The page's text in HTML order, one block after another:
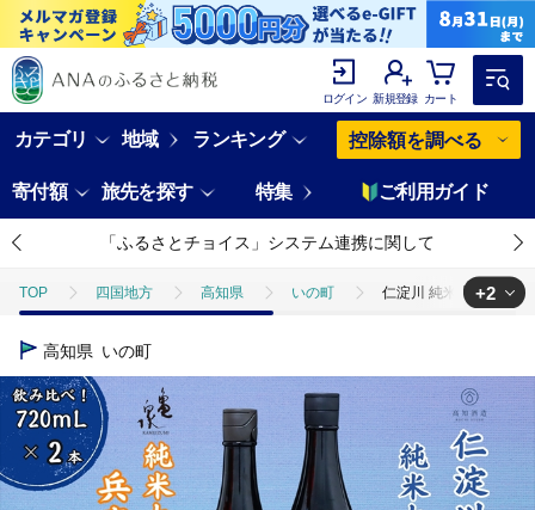
ログイン 新規登録 カート
カテゴリ 地域 ランキング 控除額を調べる
寄付額 旅先を探す 特集 ご利用ガイド
「ふるさとチョイス」システム連携に関して
TOP 四国地方 高知県 いの町 仁淀川 純米大吟醸磨
TOP
TOP 酒 日本酒 仁淀川 純米大吟醸磨き50％CEL-24 720ml
+2
高知県 いの町